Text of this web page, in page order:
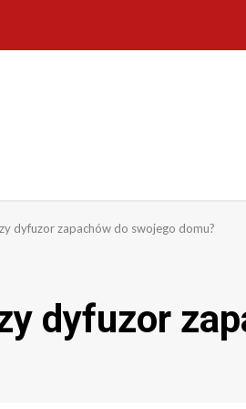
dyfuzor zapachów do swojego domu?
dyfuzor